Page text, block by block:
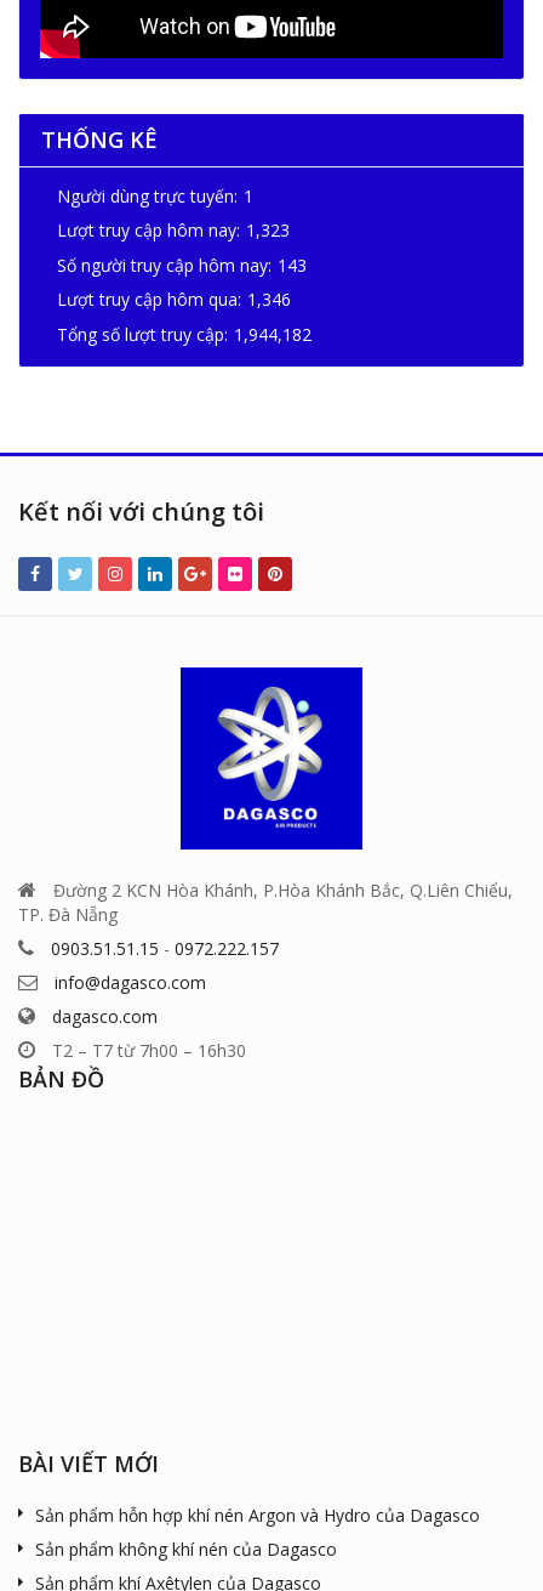
THỐNG KÊ
Người dùng trực tuyến: 1
Lượt truy cập hôm nay: 1,323
Số người truy cập hôm nay: 143
Lượt truy cập hôm qua: 1,346
Tổng số lượt truy cập: 1,944,182
Kết nối với chúng tôi
Đường 2 KCN Hòa Khánh, P.Hòa Khánh Bắc, Q.Liên Chiểu,
TP. Đà Nẵng
0903.51.51.15 - 0972.222.157
info@dagasco.com
dagasco.com
T2 – T7 từ 7h00 – 16h30
BẢN ĐỒ
BÀI VIẾT MỚI
Sản phẩm hỗn hợp khí nén Argon và Hydro của Dagasco
Sản phẩm không khí nén của Dagasco
Sản phẩm khí Axêtylen của Dagasco